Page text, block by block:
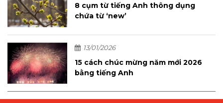
8 cụm từ tiếng Anh thông dụng
chứa từ ‘new’
13/01/2026
15 cách chúc mừng năm mới 2026
bằng tiếng Anh